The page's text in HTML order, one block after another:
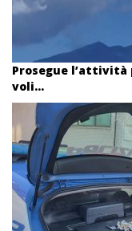
Prosegue l’attività
voli...